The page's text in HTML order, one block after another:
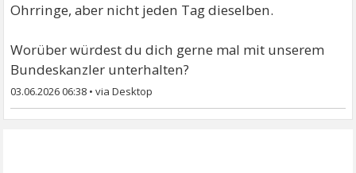
Ohrringe, aber nicht jeden Tag dieselben.
Worüber würdest du dich gerne mal mit unserem
Bundeskanzler unterhalten?
03.06.2026 06:38 •